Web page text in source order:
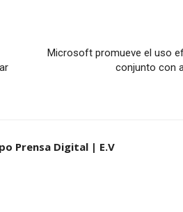
Microsoft promueve el uso
conjunto con
Prensa Digital | E.V